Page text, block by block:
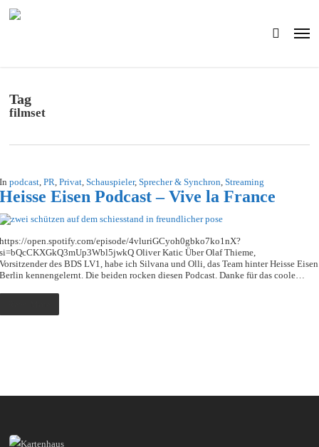
search
Tag
filmset
podcast, PR, Privat, Schauspieler, Sprecher & Synchron, Streaming
Eisen Podcast – Vive la France
open.spotify.com/episode/4vluriGCyoh0gbko7ko1nX?
Oliver Katic Über Olaf Thieme,
des BDS LV1, habe ich Silvana und Olli, das Team hinter Heisse Eisen
kennengelernt. Die beiden rocken diesen Podcast. Danke für das coole…